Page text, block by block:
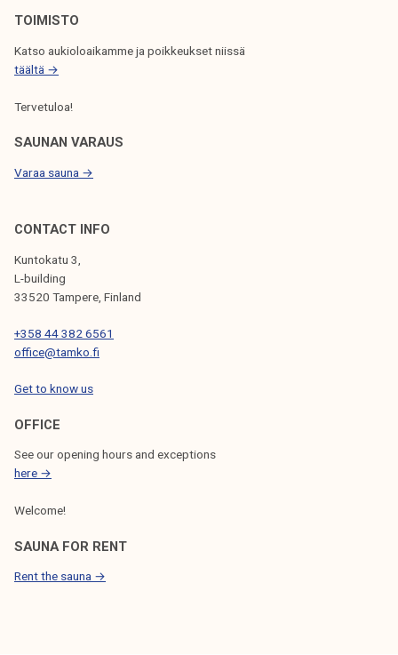
L
A
U
S
TOIMISTO
Katso aukioloaikamme ja poikkeukset niissä
täältä →
Tervetuloa!
SAUNAN VARAUS
Varaa sauna →
CONTACT INFO
Kuntokatu 3,
L-building
33520 Tampere, Finland
+358 44 382 6561
office@tamko.fi
Get to know us
OFFICE
See our opening hours and exceptions
here →
Welcome!
SAUNA FOR RENT
Rent the sauna →